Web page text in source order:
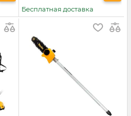
Бесплатная доставка